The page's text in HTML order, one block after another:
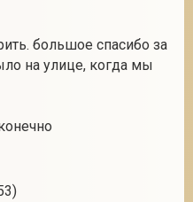
большое спасибо за
на улице, когда мы